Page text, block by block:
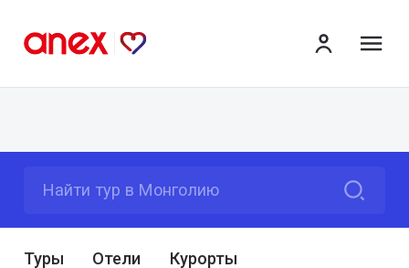
Найти тур в Монголию
Туры Отели Курорты